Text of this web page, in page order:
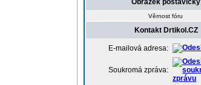
Obrázek postavičky
Věrnost fóru
Kontakt Drtikol.CZ
E-mailová adresa:
Soukromá zpráva: